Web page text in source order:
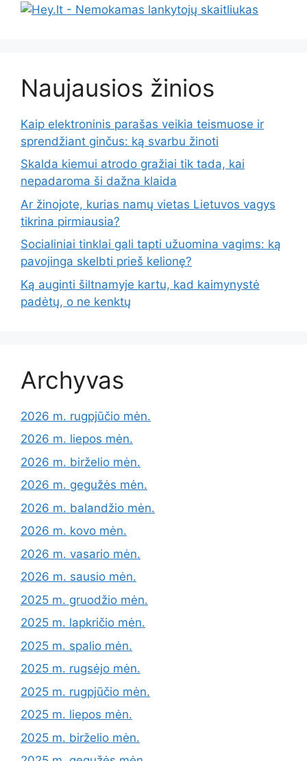
Naujausios žinios
Kaip elektroninis parašas veikia teismuose ir
sprendžiant ginčus: ką svarbu žinoti
Skalda kiemui atrodo gražiai tik tada, kai
nepadaroma ši dažna klaida
Ar žinojote, kurias namų vietas Lietuvos vagys
tikrina pirmiausia?
Socialiniai tinklai gali tapti užuomina vagims: ką
pavojinga skelbti prieš kelionę?
Ką auginti šiltnamyje kartu, kad kaimynystė
padėtų, o ne kenktų
Archyvas
2026 m. rugpjūčio mėn.
2026 m. liepos mėn.
2026 m. birželio mėn.
2026 m. gegužės mėn.
2026 m. balandžio mėn.
2026 m. kovo mėn.
2026 m. vasario mėn.
2026 m. sausio mėn.
2025 m. gruodžio mėn.
2025 m. lapkričio mėn.
2025 m. spalio mėn.
2025 m. rugsėjo mėn.
2025 m. rugpjūčio mėn.
2025 m. liepos mėn.
2025 m. birželio mėn.